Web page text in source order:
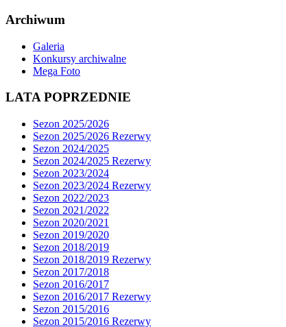
Archiwum
Galeria
Konkursy archiwalne
Mega Foto
LATA POPRZEDNIE
Sezon 2025/2026
Sezon 2025/2026 Rezerwy
Sezon 2024/2025
Sezon 2024/2025 Rezerwy
Sezon 2023/2024
Sezon 2023/2024 Rezerwy
Sezon 2022/2023
Sezon 2021/2022
Sezon 2020/2021
Sezon 2019/2020
Sezon 2018/2019
Sezon 2018/2019 Rezerwy
Sezon 2017/2018
Sezon 2016/2017
Sezon 2016/2017 Rezerwy
Sezon 2015/2016
Sezon 2015/2016 Rezerwy